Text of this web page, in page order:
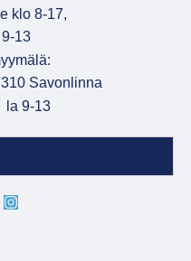
klo 8-17,
13
Savonlinna
la 9-13